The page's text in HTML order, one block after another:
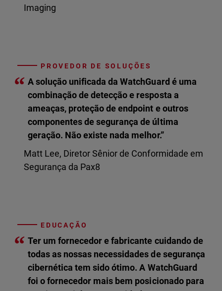
Imaging
PROVEDOR DE SOLUÇÕES
“ A solução unificada da WatchGuard é uma
combinação de detecção e resposta a
ameaças, proteção de endpoint e outros
componentes de segurança de última
geração. Não existe nada melhor.”
Matt Lee, Diretor Sênior de Conformidade em
Segurança da Pax8
EDUCAÇÃO
“ Ter um fornecedor e fabricante cuidando de
todas as nossas necessidades de segurança
cibernética tem sido ótimo. A WatchGuard
foi o fornecedor mais bem posicionado para